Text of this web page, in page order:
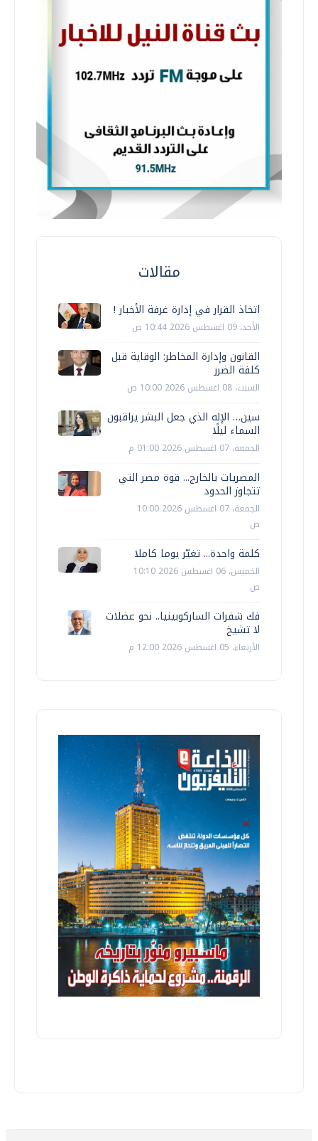
مقالات
اتخاذ القرار في إدارة غرفة الأخبار !
الأحد، 09 اغسطس 2026 10:44 ص
القانون وإدارة المخاطر: الوقاية قبل
كلفة الضرر
السبت، 08 اغسطس 2026 10:00 ص
سين… الإله الذي جعل البشر يراقبون
السماء ليلًا
الجمعة، 07 اغسطس 2026 01:00 م
المصريات بالخارج... قوة مصر التي
تتجاوز الحدود
الجمعة، 07 اغسطس 2026 10:00
ص
كلمة واحدة... تغيّر يوما كاملا
الخميس، 06 اغسطس 2026 10:10
ص
فك شفرات الساركوبينيا.. نحو عضلات
لا تشيخ
الأربعاء، 05 اغسطس 2026 12:00 م